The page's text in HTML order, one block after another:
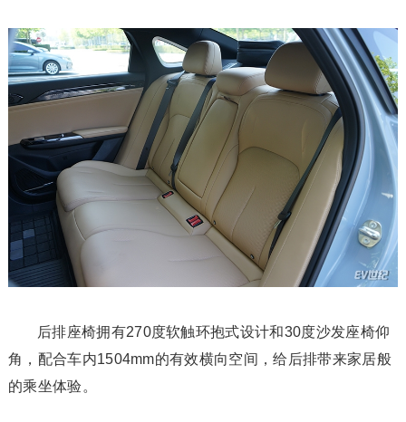
后排座椅拥有270度软触环抱式设计和30度沙发座椅仰
角，配合车内1504mm的有效横向空间，给后排带来家居般
的乘坐体验。